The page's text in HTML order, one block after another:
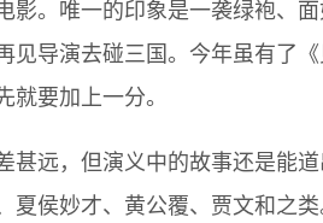
影。唯一的印象是一袭绿袍、
见导演去碰三国。今年虽有了
就要加上一分。
甚远，但演义中的故事还是能
侯妙才、黄公覆、贾文和之